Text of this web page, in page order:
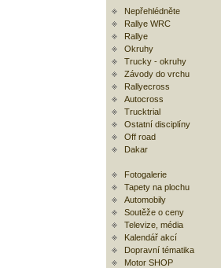
Nepřehlédněte
Rallye WRC
Rallye
Okruhy
Trucky - okruhy
Závody do vrchu
Rallyecross
Autocross
Trucktrial
Ostatní disciplíny
Off road
Dakar
Fotogalerie
Tapety na plochu
Automobily
Soutěže o ceny
Televize, média
Kalendář akcí
Dopravní tématika
Motor SHOP